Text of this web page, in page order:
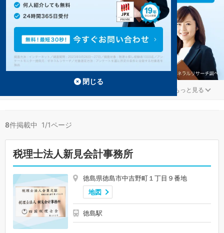
もっと見る
8件掲載中 1/1ページ
税理士法人新見会計事務所
徳島県徳島市中吉野町１丁目９番地
地図
徳島駅
閉じる